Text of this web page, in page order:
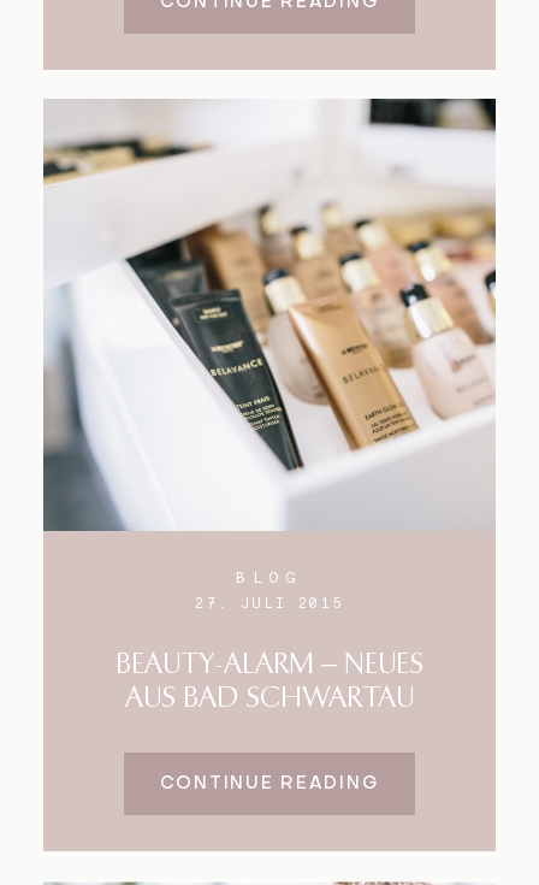
BLOG
27. JULI 2015
BEAUTY-ALARM – NEUES
AUS BAD SCHWARTAU
CONTINUE READING